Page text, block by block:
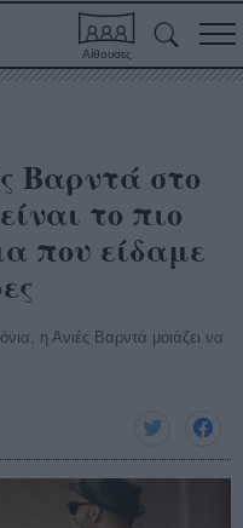
Αίθουσες
Βαρντά στο
το πιο
που είδαμε
η Ανιές Βαρντά μοιάζει να